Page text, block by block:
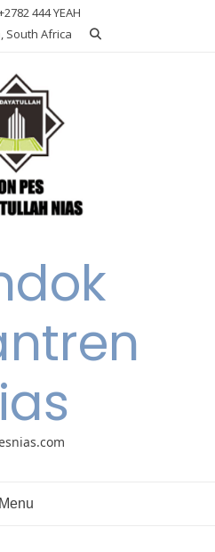
444 YEAH
South Africa
Menu